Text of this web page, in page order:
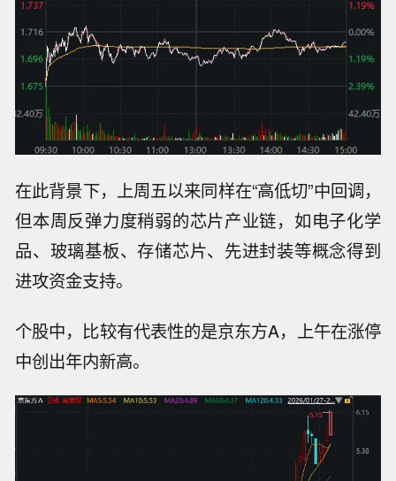
在此背景下，上周五以来同样在“高低切”中回调，
但本周反弹力度稍弱的芯片产业链，如电子化学
品、玻璃基板、存储芯片、先进封装等概念得到
进攻资金支持。
个股中，比较有代表性的是京东方A，上午在涨停
中创出年内新高。